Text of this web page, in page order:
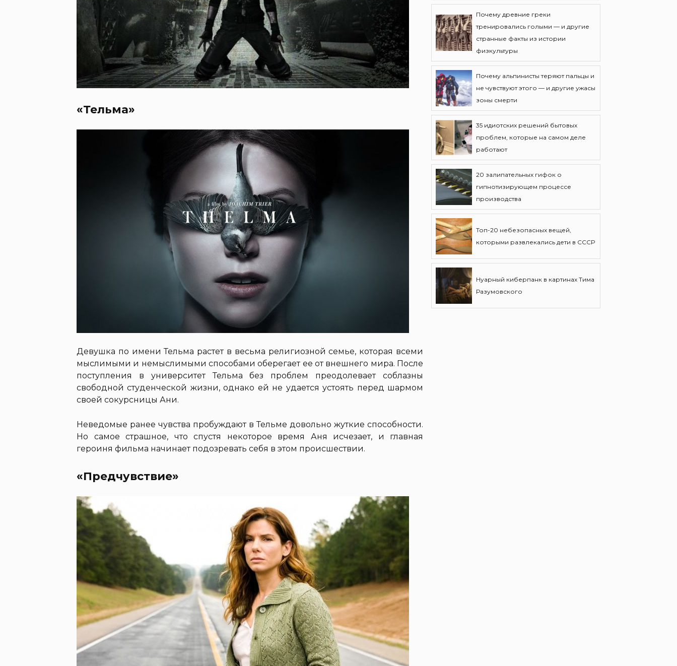
«Тельма»
Девушка по имени Тельма растет в весьма религиозной семье, которая всеми
мыслимыми и немыслимыми способами оберегает ее от внешнего мира. После
поступления в университет Тельма без проблем преодолевает соблазны
свободной студенческой жизни, однако ей не удается устоять перед шармом
своей сокурсницы Ани.
Неведомые ранее чувства пробуждают в Тельме довольно жуткие способности.
Но самое страшное, что спустя некоторое время Аня исчезает, и главная
героиня фильма начинает подозревать себя в этом происшествии.
«Предчувствие»
Почему древние греки
тренировались голыми — и другие
странные факты из истории
физкультуры
Почему альпинисты теряют пальцы и
не чувствуют этого — и другие ужасы
зоны смерти
35 идиотских решений бытовых
проблем, которые на самом деле
работают
20 залипательных гифок о
гипнотизирующем процессе
производства
Топ-20 небезопасных вещей,
которыми развлекались дети в СССР
Нуарный киберпанк в картинах Тима
Разумовского